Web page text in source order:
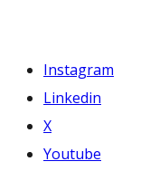
Instagram
Linkedin
X
Youtube